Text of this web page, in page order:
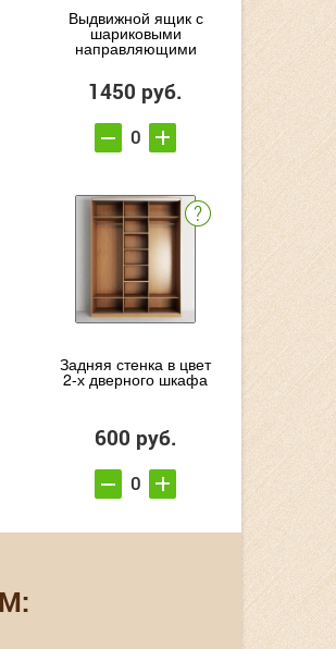
Выдвижной ящик с
шариковыми
направляющими
1450 руб.
Задняя стенка в цвет
2-х дверного шкафа
600 руб.